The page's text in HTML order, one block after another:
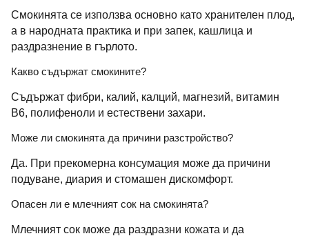
Смокинята се използва основно като хранителен плод,
а в народната практика и при запек, кашлица и
раздразнение в гърлото.
Какво съдържат смокините?
Съдържат фибри, калий, калций, магнезий, витамин
B6, полифеноли и естествени захари.
Може ли смокинята да причини разстройство?
Да. При прекомерна консумация може да причини
подуване, диария и стомашен дискомфорт.
Опасен ли е млечният сок на смокинята?
Млечният сок може да раздразни кожата и да